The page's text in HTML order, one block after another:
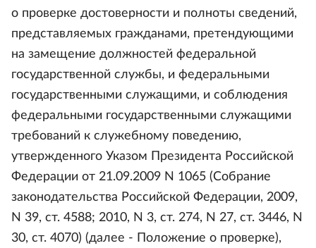
о проверке достоверности и полноты сведений,
представляемых гражданами, претендующими
на замещение должностей федеральной
государственной службы, и федеральными
государственными служащими, и соблюдения
федеральными государственными служащими
требований к служебному поведению,
утвержденного Указом Президента Российской
Федерации от 21.09.2009 N 1065 (Собрание
законодательства Российской Федерации, 2009,
N 39, ст. 4588; 2010, N 3, ст. 274, N 27, ст. 3446, N
30, ст. 4070) (далее - Положение о проверке),